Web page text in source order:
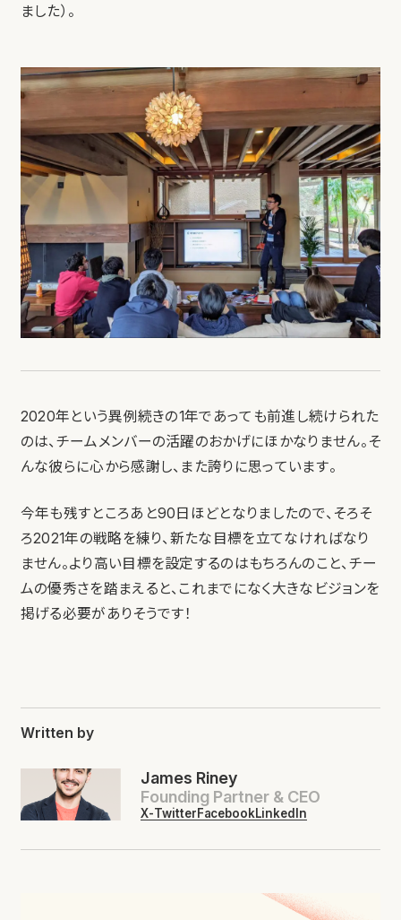
ました）。
2020年という異例続きの1年であっても前進し続けられた
のは、チームメンバーの活躍のおかげにほかなりません。そ
んな彼らに心から感謝し、また誇りに思っています。
今年も残すところあと90日ほどとなりましたので、そろそ
ろ2021年の戦略を練り、新たな目標を立てなければなり
ません。より高い目標を設定するのはもちろんのこと、チー
ムの優秀さを踏まえると、これまでになく大きなビジョンを
掲げる必要がありそうです！
Written by
James Riney
Founding Partner & CEO
X-TwitterFacebookLinkedIn